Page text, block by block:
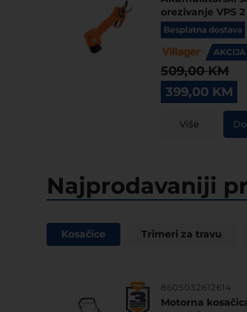
orezivanje VPS 2
Besplatna dostava
AKCIJA
509,00KM
Original
price
was:
509,00 KM.
399,00 KM
Više
Najprodavaniji
Kosačice Trimeri za travu
8605032612614
Motorna